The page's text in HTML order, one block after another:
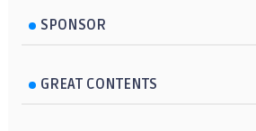
SPONSOR
GREAT CONTENTS